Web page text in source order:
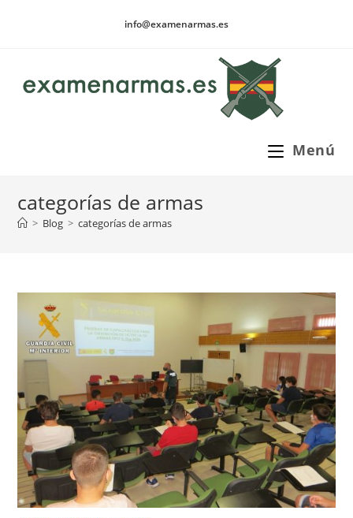
info@examenarmas.es
Menú
categorías de armas
> Blog > categorías de armas